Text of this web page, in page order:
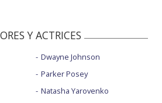
Y ACTRICES
Dwayne Johnson
Parker Posey
Natasha Yarovenko